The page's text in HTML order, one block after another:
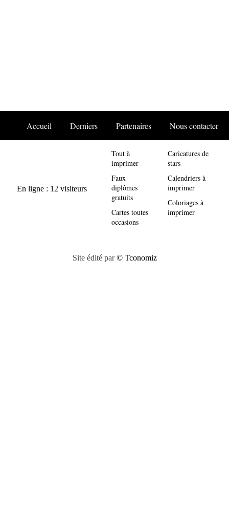
Accueil Derniers Partenaires Nous contacter
Tout à
imprimer
Faux
diplômes
gratuits
Cartes toutes
occasions
Caricatures de
stars
Calendriers à
imprimer
Coloriages à
imprimer
Site édité par© Tconomiz